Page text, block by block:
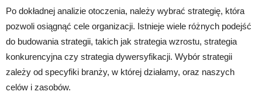
Po dokładnej analizie otoczenia, należy wybrać strategię, która
pozwoli osiągnąć cele organizacji. Istnieje wiele różnych podejść
do budowania strategii, takich jak strategia wzrostu, strategia
konkurencyjna czy strategia dywersyfikacji. Wybór strategii
zależy od specyfiki branży, w której działamy, oraz naszych
celów i zasobów.